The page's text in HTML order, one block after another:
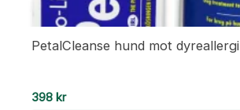
PetalCleanse hund mot dyreallergi
398 kr